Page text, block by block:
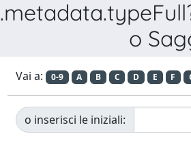
o
Vai a: 0-9 A B C D E F
o inserisci le iniziali: